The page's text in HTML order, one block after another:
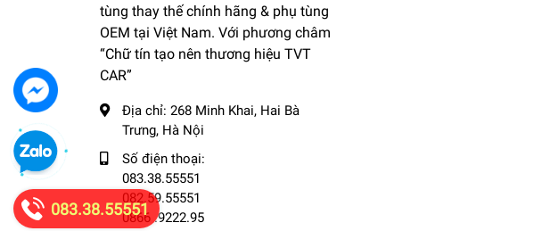
tùng thay thế chính hãng & phụ tùng
OEM tại Việt Nam. Với phương châm
“Chữ tín tạo nên thương hiệu TVT
CAR”
Địa chỉ: 268 Minh Khai, Hai Bà
Trưng, Hà Nội
Số điện thoại:
083.38.55551
082.59.55551
0866 .9222.95
083.38.55551